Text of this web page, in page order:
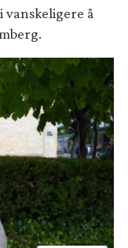
vanskeligere å